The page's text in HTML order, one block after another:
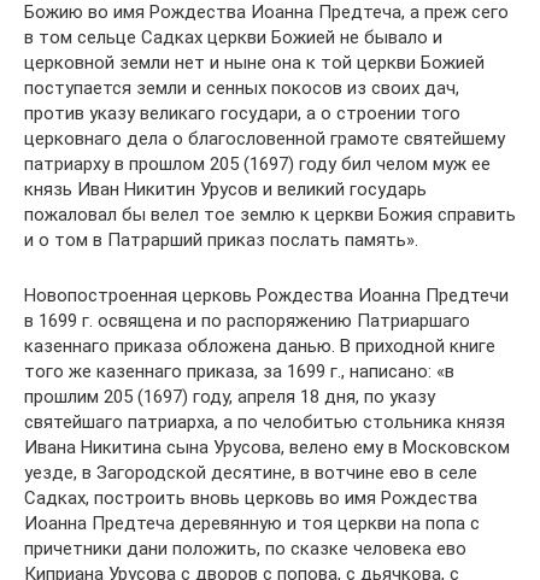
Божию во имя Рождества Иоанна Предтеча, а преж сего
в том сельце Садках церкви Божией не бывало и
церковной земли нет и ныне она к той церкви Божией
поступается земли и сенных покосов из своих дач,
против указу великаго государи, а о строении того
церковнаго дела о благословенной грамоте святейшему
патриарху в прошлом 205 (1697) году бил челом муж ее
князь Иван Никитин Урусов и великий государь
пожаловал бы велел тое землю к церкви Божия справить
и о том в Патрарший приказ послать память».
Новопостроенная церковь Рождества Иоанна Предтечи
в 1699 г. освящена и по распоряжению Патриаршаго
казеннаго приказа обложена данью. В приходной книге
того же казеннаго приказа, за 1699 г., написано: «в
прошлим 205 (1697) году, апреля 18 дня, по указу
святейшаго патриарха, а по челобитью стольника князя
Ивана Никитина сына Урусова, велено ему в Московском
уезде, в Загородской десятине, в вотчине ево в селе
Садках, построить вновь церковь во имя Рождества
Иоанна Предтеча деревянную и тоя церкви на попа с
причетники дани положить, по сказке человека ево
Киприана Урусова с дворов с попова, с дьячкова, с